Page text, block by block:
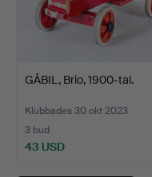
GÅBIL, Brio, 1900-tal.
Klubbades 30 okt 2023
3 bud
43 USD